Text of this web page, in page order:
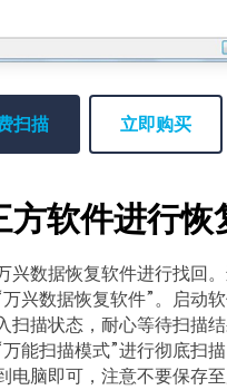
扫描 立即购买
方软件进行恢
兴数据恢复软件进行找回
兴数据恢复软件”。启动
扫描状态，耐心等待扫描
能扫描模式”进行彻底扫
电脑即可，注意不要保存